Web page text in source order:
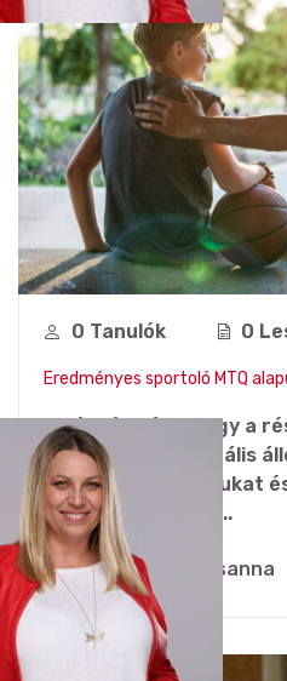
0 Tanulók 0
Eredményes sportoló MTQ
A képzés célja, hogy a
meg az MTQ (Mentális
személyiségprofiljukat
képesek legyenek...
Zsebi Zsuzsanna